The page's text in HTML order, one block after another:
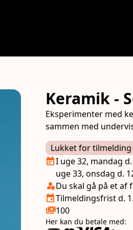
Keramik -
Eksperimenter med
sammen med
Lukket for tilmelding
Næste lektion
event_noteI uge 32, mandag
uge 33, onsdag d.
Klasse/
person_shieldDu skal gå på et af
Tilmeldingsfrist
eventTilmeldingsfrist d.
Pris
payments100
Her kan du betale med: